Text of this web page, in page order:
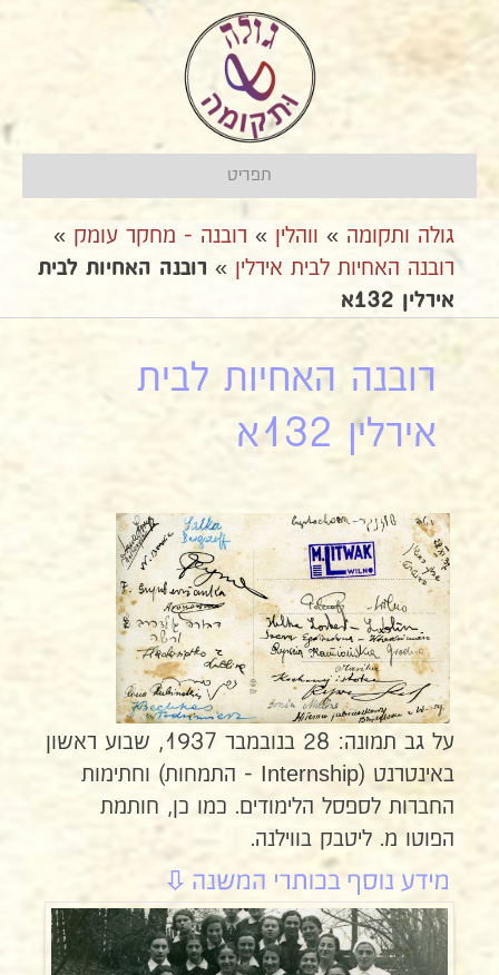
תפריט
גולה ותקומה » ווהלין » רובנה - מחקר עומק »
רובנה האחיות לבית אירלין » רובנה האחיות לבית
אירלין 132א
רובנה האחיות לבית
אירלין 132א
על גב תמונה: 28 בנובמבר 1937, שבוע ראשון
באינטרנט (Internship - התמחות) וחתימות
החברות לספסל הלימודים. כמו כן, חותמת
הפוטו מ. ליטבק בווילנה.